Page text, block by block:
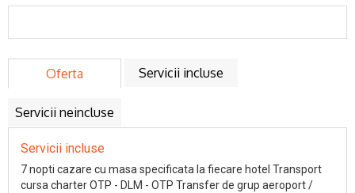
Oferta Servicii incluse
Servicii neincluse
Servicii incluse
7 nopti cazare cu masa specificata la fiecare hotel Transport
cursa charter OTP - DLM - OTP Transfer de grup aeroport /